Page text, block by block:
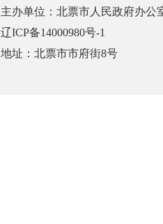
主办单位：北票市人民政府办公
辽ICP备14000980号-1
地址：北票市市府街8号